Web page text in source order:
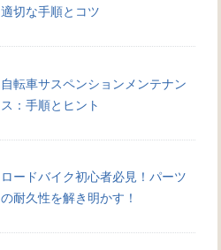
適切な手順とコツ
自転車サスペンションメンテナン
ス：手順とヒント
ロードバイク初心者必見！パーツ
の耐久性を解き明かす！